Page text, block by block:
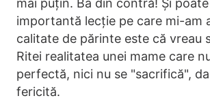
mai puțin. Ba din contră! Și
importantă lecție pe care mi-am
calitate de părinte este că vreau
Ritei realitatea unei mame care
perfectă, nici nu se "sacrifică",
fericită.